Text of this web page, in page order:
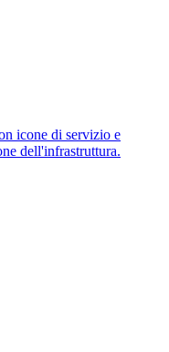
icone di servizio e
dell'infrastruttura.